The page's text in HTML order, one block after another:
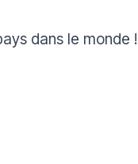
dans le monde !